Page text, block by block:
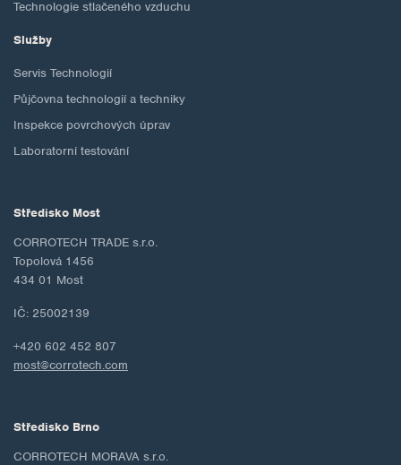
Technologie stlačeného vzduchu
Služby
Servis Technologií
Půjčovna technologií a techniky
Inspekce povrchových úprav
Laboratorní testování
Středisko Most
CORROTECH TRADE s.r.o.
Topolová 1456
434 01 Most
IČ: 25002139
+420 602 452 807
most@corrotech.com
Středisko Brno
CORROTECH MORAVA s.r.o.